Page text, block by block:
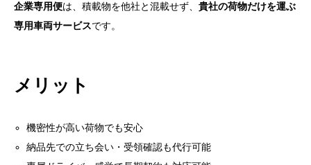
企業専用便は、積載物を他社と混載せず、 貴社の荷物だけを運ぶ
専用車両サービスです。
メリット
機密性が高い荷物でも安心
納品先での立ち会い・受領確認も代行可能